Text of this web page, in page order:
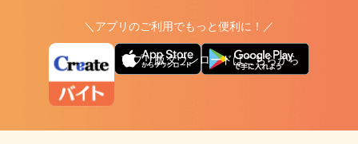
＼アプリのご利用でもっと便利に！／
アプリ版ダウンロードはこちらから